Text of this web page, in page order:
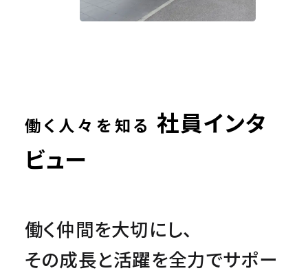
働く人々を知る 社員インタ
ビュー
働く仲間を大切にし、
その成長と活躍を全力でサポー